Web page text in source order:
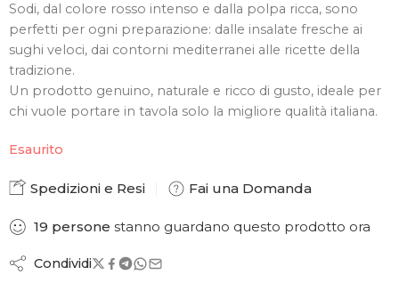
Sodi, dal colore rosso intenso e dalla polpa ricca, sono
perfetti per ogni preparazione: dalle insalate fresche ai
sughi veloci, dai contorni mediterranei alle ricette della
tradizione.
Un prodotto genuino, naturale e ricco di gusto, ideale per
chi vuole portare in tavola solo la migliore qualità italiana.
Esaurito
Spedizioni e Resi Fai una Domanda
19 persone stanno guardano questo prodotto ora
Condividi